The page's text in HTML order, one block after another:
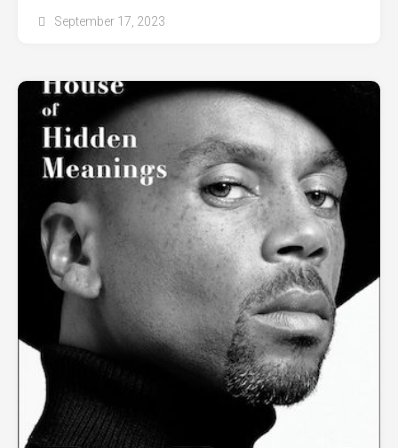
September 17, 2023